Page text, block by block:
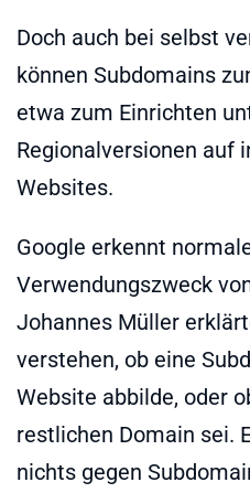
Doch auch bei selbst
können Subdomains
etwa zum Einrichten
Regionalversionen auf
Websites.
Google erkennt
Verwendungszweck
Johannes Müller
verstehen, ob eine
Website abbilde, oder
restlichen Domain sei.
nichts gegen